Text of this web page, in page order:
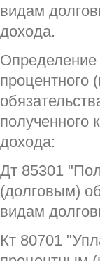
видам
дохода.
Определение
процентного
полученного
дохода:
Дт 85301
(долговым)
видам
Кт 80701